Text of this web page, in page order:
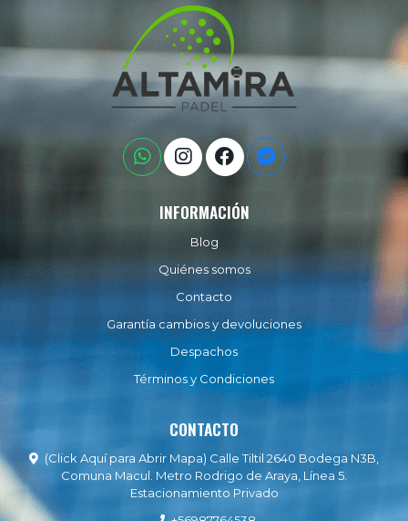
INFORMACIÓN
Blog
Quiénes somos
Contacto
Garantía cambios y devoluciones
Despachos
Términos y Condiciones
CONTACTO
(Click Aquí para Abrir Mapa) Calle Tiltil 2640 Bodega N3B,
Comuna Macul. Metro Rodrigo de Araya, Línea 5.
Estacionamiento Privado